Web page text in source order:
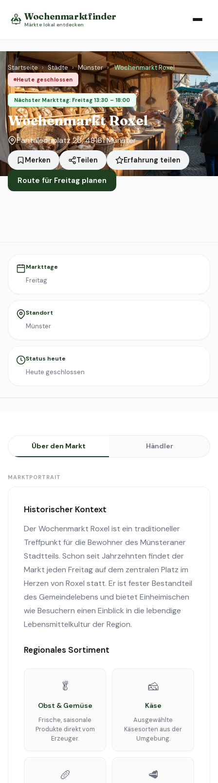
Wochenmarktfinder
Märkte lokal entdecken
Startseite › Städte › Münster › Wochenmarkt Roxel
Heute geschlossen
Nächster Markttag: Freitag 13:30 – 18:00
Wochenmarkt Roxel
Pantaleonplatz 26, 48161 Münster
Merken Teilen Erfahrung teilen
Route für Freitag planen
Markttage
Freitag
Standort
Münster
Status heute
Heute geschlossen
Über den Markt Händler
MARKTPORTRAIT
Historischer Kontext
Der Wochenmarkt Roxel ist ein traditioneller
Treffpunkt für die Bewohner des Münsteraner
Stadtteils. Schon seit Jahrzehnten findet der
Markt jeden Freitag auf dem zentralen Platz im
Herzen von Roxel statt. Er ist fester Bestandteil
des Gemeindelebens und bietet Einheimischen
wie Besuchern einen Einblick in die lebendige
Lebensmittelkultur der Region.
Regionales Sortiment
🥬
Obst & Gemüse
Frische, saisonale
Produkte direkt vom
Erzeuger.
🧀
Käse
Ausgewählte
Käsesorten aus der
Umgebung.
🥖 🥩